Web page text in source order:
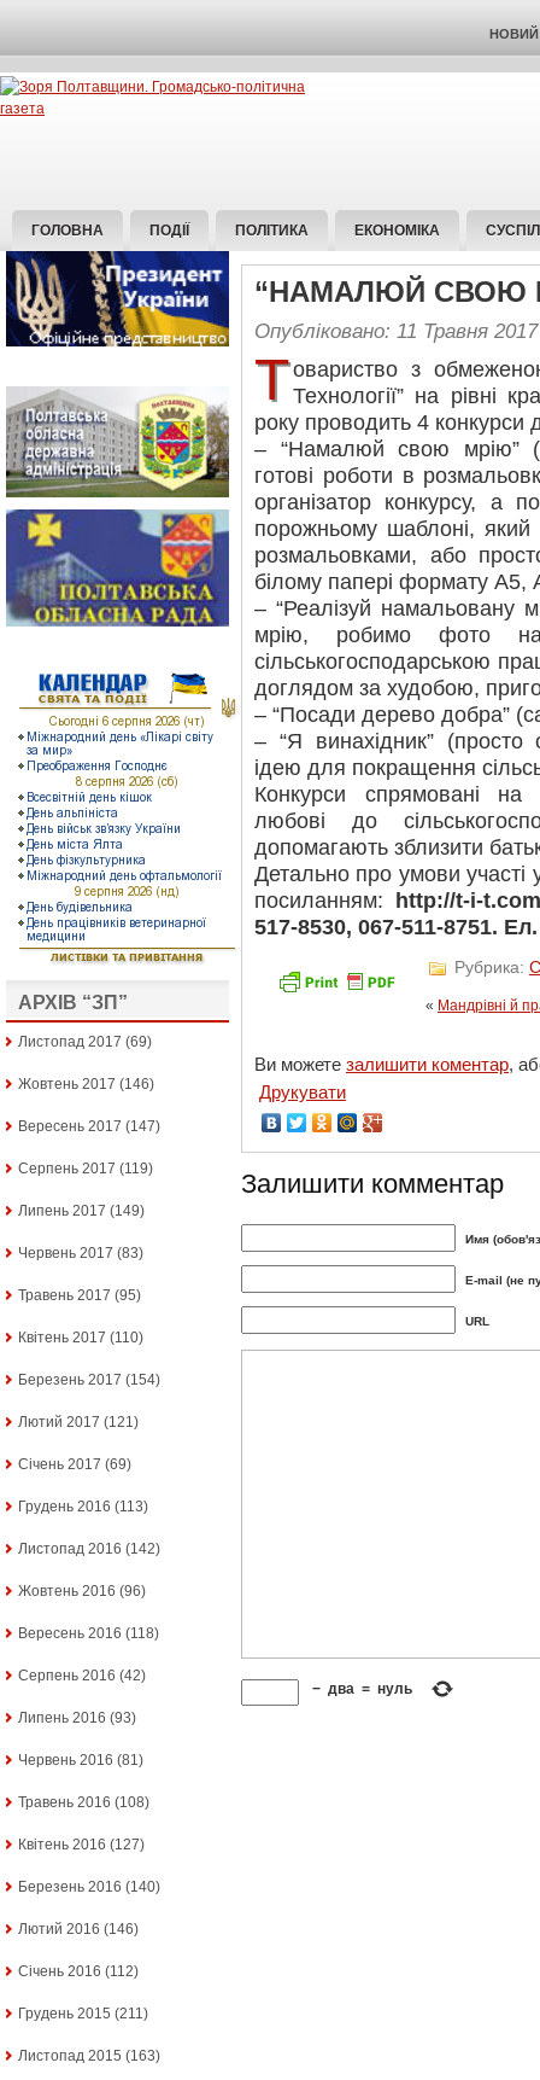
НОВИЙ
ГОЛОВНА ПОДІЇ ПОЛІТИКА ЕКОНОМІКА
АРХІВ “ЗП”
Листопад 2017 (69)
Жовтень 2017 (146)
Вересень 2017 (147)
Серпень 2017 (119)
Липень 2017 (149)
Червень 2017 (83)
Травень 2017 (95)
Квітень 2017 (110)
Березень 2017 (154)
Лютий 2017 (121)
Січень 2017 (69)
Грудень 2016 (113)
Листопад 2016 (142)
Жовтень 2016 (96)
Вересень 2016 (118)
Серпень 2016 (42)
Липень 2016 (93)
Червень 2016 (81)
Травень 2016 (108)
Квітень 2016 (127)
Березень 2016 (140)
Лютий 2016 (146)
Січень 2016 (112)
Грудень 2015 (211)
Листопад 2015 (163)
“НАМАЛЮЙ СВОЮ
Опубліковано: 11 Травня 2017
Товариство з
Технології” на рівні
року проводить 4 конкурси
– “Намалюй свою мрію”
готові роботи в
організатор конкурсу, а
порожньому шаблоні, який
розмальовками, або
білому папері формату А5,
– “Реалізуй намальовану
мрію, робимо фото
сільськогосподарською
доглядом за худобою,
– “Посади дерево добра”
– “Я винахідник”
ідею для покращення
Конкурси спрямовані
любові до
допомагають зблизити
Детально про умови участі
посиланням:
http://t-i-
517-8530, 067-511-8751.
Рубрика:
« Мандрівні й
Ви можете залишити коментар,
Друкувати
Залишити комментар
Имя
E-mail (не
URL
− два = нуль